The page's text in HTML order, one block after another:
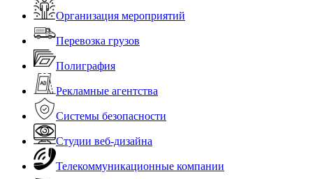
Организация мероприятий
Перевозка грузов
Полиграфия
Рекламные агентства
Системы безопасности
Студии веб-дизайна
Телекоммуникационные компании